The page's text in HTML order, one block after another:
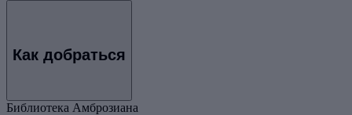
Как добраться
Библиотека Амброзиана